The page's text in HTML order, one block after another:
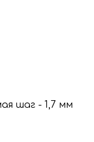
шаг - 1,7 мм